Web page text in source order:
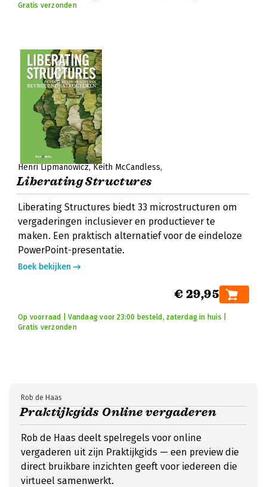
Gratis verzonden
Henri Lipmanowicz Keith McCandless
Liberating Structures
Liberating Structures biedt 33 microstructuren om
vergaderingen inclusiever en productiever te
maken. Een praktisch alternatief voor de eindeloze
PowerPoint-presentatie.
Boek bekijken
€ 29,95
Op voorraad | Vandaag voor 23:00 besteld, zaterdag in huis |
Gratis verzonden
Praktijkgids Online vergaderen
Rob de Haas
Rob de Haas deelt spelregels voor online
vergaderen uit zijn Praktijkgids — een preview die
direct bruikbare inzichten geeft voor iedereen die
virtueel samenwerkt.